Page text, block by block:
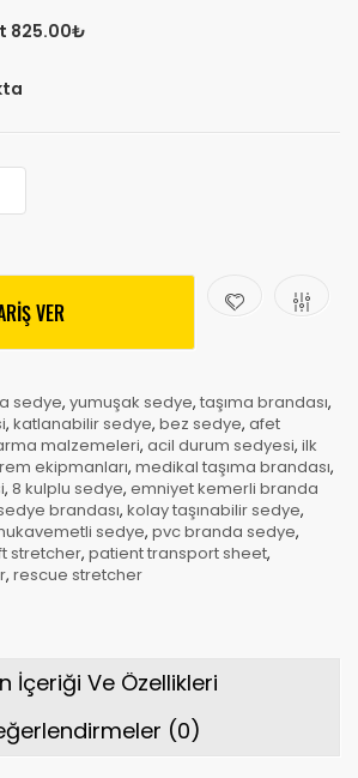
825.00₺
VER
sedye, yumuşak sedye, taşıma brandası,
, katlanabilir sedye, bez sedye, afet
malzemeleri, acil durum sedyesi, ilk
ekipmanları, medikal taşıma brandası,
, 8 kulplu sedye, emniyet kemerli branda
brandası, kolay taşınabilir sedye,
sedye, pvc branda sedye,
stretcher, patient transport sheet,
, rescue stretcher
İçeriği Ve Özellikleri
(0)